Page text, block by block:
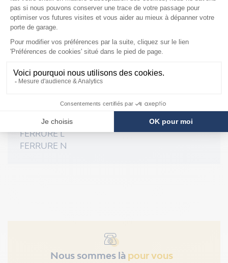
FERRURE L
FERRURE N
Nous sommes là pour vous